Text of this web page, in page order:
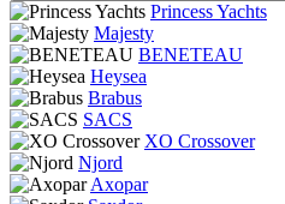
Princess Yachts
Majesty
BENETEAU
Heysea
Brabus
SACS
XO Crossover
Njord
Axopar